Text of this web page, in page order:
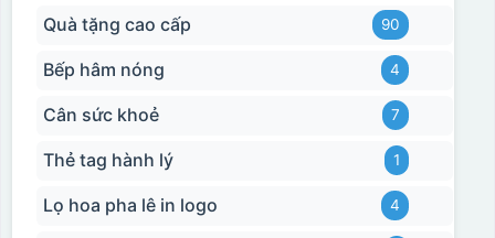
Quà tặng cao cấp 90
Bếp hâm nóng 4
Cân sức khoẻ 7
Thẻ tag hành lý 1
Lọ hoa pha lê in logo 4